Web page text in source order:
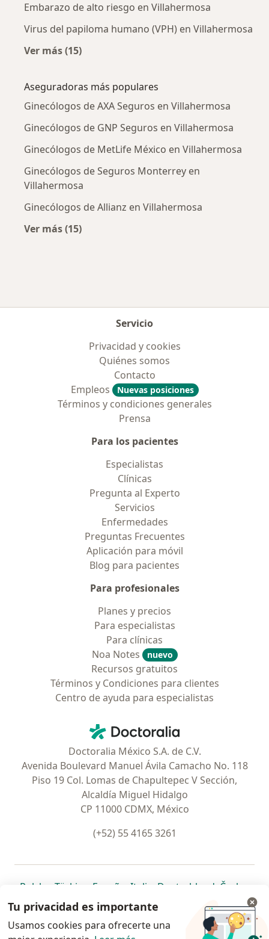
Embarazo de alto riesgo en Villahermosa
Virus del papiloma humano (VPH) en Villahermosa
Ver más (15)
Aseguradoras más populares
Ginecólogos de AXA Seguros en Villahermosa
Ginecólogos de GNP Seguros en Villahermosa
Ginecólogos de MetLife México en Villahermosa
Ginecólogos de Seguros Monterrey en
Villahermosa
Ginecólogos de Allianz en Villahermosa
Ver más (15)
Servicio
Privacidad y cookies
Quiénes somos
Contacto
Empleos
Nuevas posiciones
Términos y condiciones generales
Prensa
Para los pacientes
Especialistas
Clínicas
Pregunta al Experto
Servicios
Enfermedades
Preguntas Frecuentes
Aplicación para móvil
Blog para pacientes
Para profesionales
Planes y precios
Para especialistas
Para clínicas
Noa Notes
nuevo
Recursos gratuitos
Términos y Condiciones para clientes
Centro de ayuda para especialistas
Doctoralia - Página de inicio
Doctoralia México S.A. de C.V.
Avenida Boulevard Manuel Ávila Camacho No. 118
Piso 19 Col. Lomas de Chapultepec V Sección,
Alcaldía Miguel Hidalgo
CP 11000 CDMX, México
(+52) 55 4165 3261
Polska se abre en una nueva pestaña
Türkiye se abre en una nueva pestaña
España se abre en una nueva pestaña
Italia se abre en una nueva
Deutschlandse abre en
Česko
Portugal
se abre en una nueva pestaña
México se abre en una nueva pestaña
Chile se abre en una nueva pestaña
Brasil se abre en una nueva
se abre en
se
se abre en una nueva
Tu privacidad es importante
Usamos cookies para ofrecerte una